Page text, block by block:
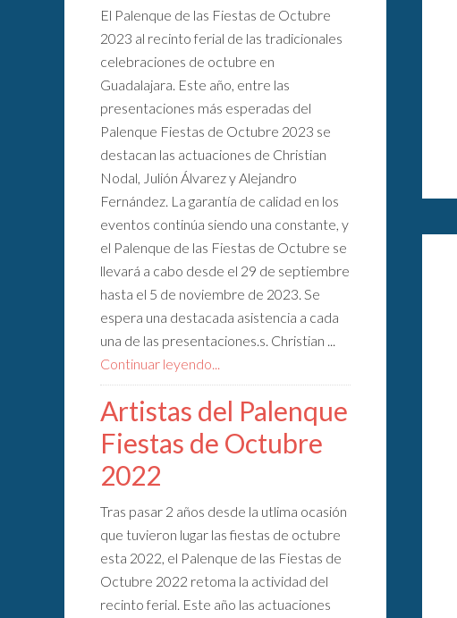
El Palenque de las Fiestas de Octubre
2023 al recinto ferial de las tradicionales
celebraciones de octubre en
Guadalajara. Este año, entre las
presentaciones más esperadas del
Palenque Fiestas de Octubre 2023 se
destacan las actuaciones de Christian
Nodal, Julión Álvarez y Alejandro
Fernández. La garantía de calidad en los
eventos continúa siendo una constante, y
el Palenque de las Fiestas de Octubre se
llevará a cabo desde el 29 de septiembre
hasta el 5 de noviembre de 2023. Se
espera una destacada asistencia a cada
una de las presentaciones.s. Christian ...
Continuar leyendo...
Artistas del Palenque
Fiestas de Octubre
2022
Tras pasar 2 años desde la utlima ocasión
que tuvieron lugar las fiestas de octubre
esta 2022, el Palenque de las Fiestas de
Octubre 2022 retoma la actividad del
recinto ferial. Este año las actuaciones